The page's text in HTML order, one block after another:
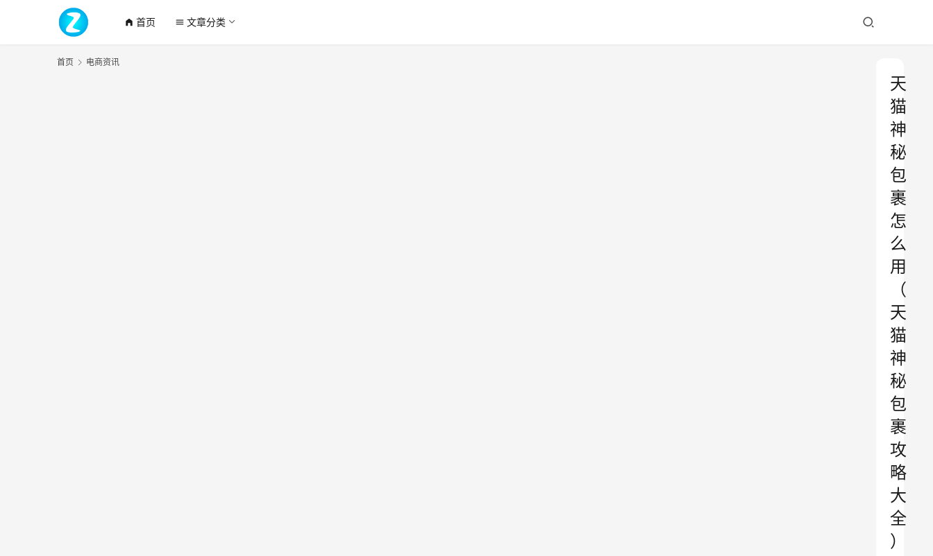
home_filled 首页 menu 文章分类
首页 电商资讯
天
猫
神
秘
包
裹
怎
么
用
（
天
猫
神
秘
包
裹
攻
略
大
全
）